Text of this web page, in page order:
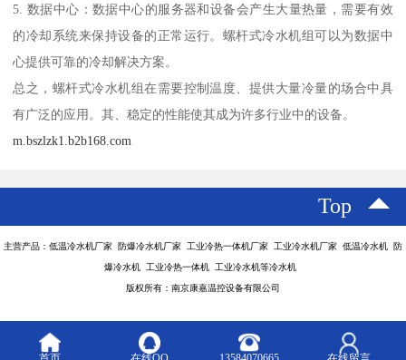
5. 数据中心：数据中心的服务器和设备会产生大量热量，需要有效
的冷却系统来保持设备的正常运行。螺杆式冷水机组可以为数据中
心提供可靠的冷却解决方案。
总之，螺杆式冷水机组在需要控制温度、提供大量冷量的场合中具
有广泛的应用。其、稳定的性能使其成为许多行业中的设备。
m.bszlzk1.b2b168.com
Top
主营产品：低温冷水机厂家 防爆冷水机厂家 工业冷热一体机厂家 工业冷水机厂家 低温冷水机 防
爆冷水机 工业冷热一体机 工业冷水机等冷水机
版权所有：南京康嘉温控设备有限公司